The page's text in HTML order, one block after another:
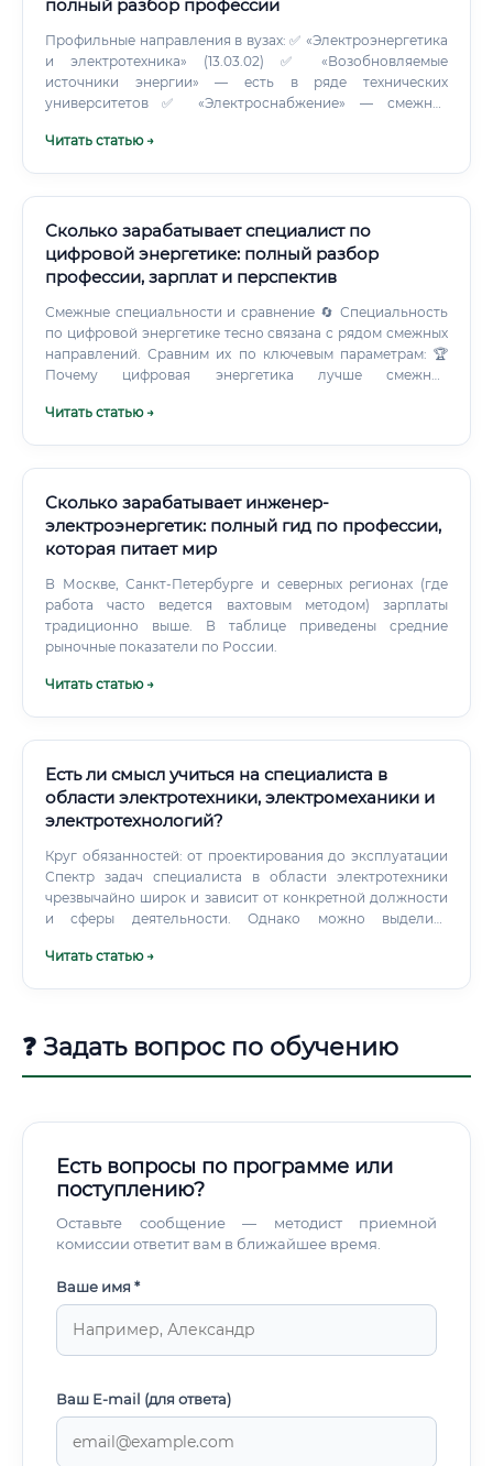
полный разбор профессии
Профильные направления в вузах: ✅ «Электроэнергетика
и электротехника» (13.03.02) ✅ «Возобновляемые
источники энергии» — есть в ряде технических
университетов ✅ «Электроснабжение» — смежная
управление» — если интересен системный контроль
дают то, чего нет ни в одном учебнике: работу с
конкретными устройствами, настройку реального
оборудования, разбор типичных ошибок.
Читать статью →
Сколько зарабатывает специалист по
цифровой энергетике: полный разбор
профессии, зарплат и перспектив
Смежные специальности и сравнение 🔄 Специальность
по цифровой энергетике тесно связана с рядом смежных
направлений. Сравним их по ключевым параметрам: 🏆
Почему цифровая энергетика лучше смежных
перегрет, как рынок общих Data Scientist или DevOps ✅
инвестирует в цифровизацию энергетики ✅
Международный спрос — специалисты востребованы по
всему миру, включая ОАЭ, Европу, Азию ✅ Устойчивость к
автоматизации — требует как глубоких технических, так и
управленческих компетенций Карьерный рост и
перспективы через 3–5 и 10 лет 📈 Карьерная траектория
специалиста по цифровой энергетике выглядит
следующим образом: ✅ Карьерный рост в цифровой
специальностей. При наличии инициативы и портфолио
Читать статью →
Сколько зарабатывает инженер-
электроэнергетик: полный гид по профессии,
которая питает мир
В Москве, Санкт-Петербурге и северных регионах (где
работа часто ведется вахтовым методом) зарплаты
традиционно выше. В таблице приведены средние
рыночные показатели по России.
Читать статью →
Есть ли смысл учиться на специалиста в
области электротехники, электромеханики и
электротехнологий?
Круг обязанностей: от проектирования до эксплуатации
Спектр задач специалиста в области электротехники
чрезвычайно широк и зависит от конкретной должности
и сферы деятельности. Однако можно выделить
конструирование: Разработка принципиальных
Читать статью →
❓ Задать вопрос по обучению
Есть вопросы по программе или
поступлению?
Оставьте сообщение — методист приемной
комиссии ответит вам в ближайшее время.
Ваше имя *
Ваш E-mail (для ответа)